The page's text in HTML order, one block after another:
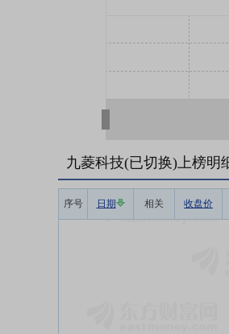
九菱科技(已切换)上榜明
序号 日期 相关 收盘价